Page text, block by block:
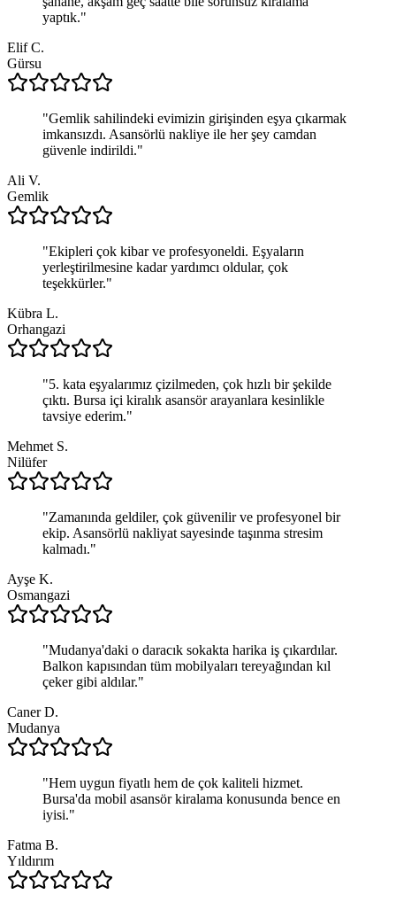
yaptık."
Elif C.
Gürsu
"Gemlik sahilindeki evimizin girişinden eşya çıkarmak
imkansızdı. Asansörlü nakliye ile her şey camdan
güvenle indirildi."
Ali V.
Gemlik
"Ekipleri çok kibar ve profesyoneldi. Eşyaların
yerleştirilmesine kadar yardımcı oldular, çok
teşekkürler."
Kübra L.
Orhangazi
"5. kata eşyalarımız çizilmeden, çok hızlı bir şekilde
çıktı. Bursa içi kiralık asansör arayanlara kesinlikle
tavsiye ederim."
Mehmet S.
Nilüfer
"Zamanında geldiler, çok güvenilir ve profesyonel bir
ekip. Asansörlü nakliyat sayesinde taşınma stresim
kalmadı."
Ayşe K.
Osmangazi
"Mudanya'daki o daracık sokakta harika iş çıkardılar.
Balkon kapısından tüm mobilyaları tereyağından kıl
çeker gibi aldılar."
Caner D.
Mudanya
"Hem uygun fiyatlı hem de çok kaliteli hizmet.
Bursa'da mobil asansör kiralama konusunda bence en
iyisi."
Fatma B.
Yıldırım